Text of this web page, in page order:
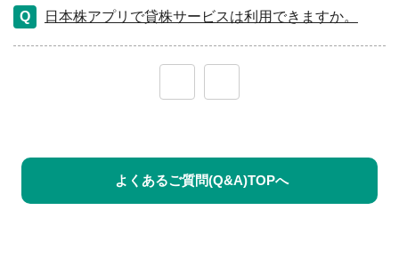
日本株アプリで貸株サービスは利用できますか。
よくあるご質問(Q&A)TOPへ